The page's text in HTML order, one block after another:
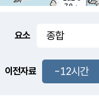
-
7.8 m/s
요소
이전자료 -12시간